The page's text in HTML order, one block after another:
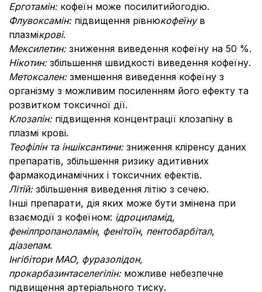
Ерготамін: кофеїн може посилитийогодію.
Флувоксамін: підвищення рівнюкофеїнув
плазмікрові.
Мексилетин: зниження виведення кофеїну на 50 %.
Нікотин: збільшення швидкості виведення кофеїну.
Метоксален: зменшення виведення кофеїну з
організму з можливим посиленням його ефекту та
розвитком токсичної дії.
Клозапін: підвищення концентрації клозапіну в
плазмі крові.
Теофілін та іншіксантини: зниження кліренсу даних
препаратів, збільшення ризику адитивних
фармакодинамічних і токсичних ефектів.
Літій: збільшення виведення літію з сечею.
Інші препарати, дія яких може бути змінена при
взаємодії з кофеїном: ідроциламід,
фенілпропаноламін, фенітоїн, пентобарбітал,
діазепам.
Інгібітори МАО, фуразолідон,
прокарбазинтаселегілін: можливе небезпечне
підвищення артеріального тиску.